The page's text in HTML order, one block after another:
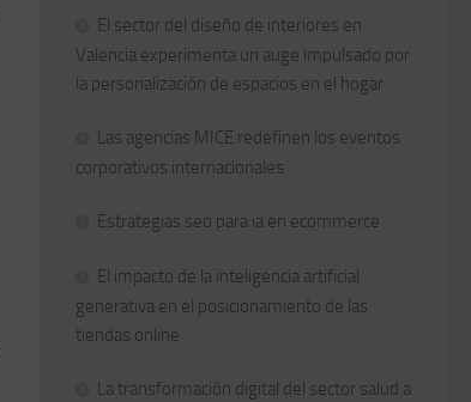
El sector del diseño de interiores en
Valencia experimenta un auge impulsado por
la personalización de espacios en el hogar
Las agencias MICE redefinen los eventos
corporativos internacionales
Estrategias seo para ia en ecommerce
El impacto de la inteligencia artificial
generativa en el posicionamiento de las
tiendas online
La transformación digital del sector salud a